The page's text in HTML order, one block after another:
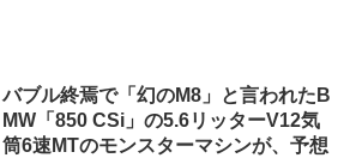
バブル終焉で「幻のM8」と言われたB
MW「850 CSi」の5.6リッターV12気
筒6速MTのモンスターマシンが、予想